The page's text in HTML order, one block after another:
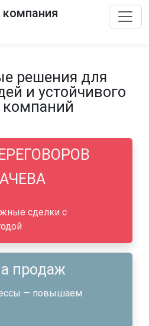
компания
решения для
и устойчивого
компаний
сделки с
продаж
— повышаем